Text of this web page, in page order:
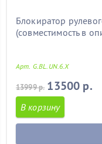
Блокиратор
(совместимость в
Арт. G.BL.UN.6.X
13999 р. 13500 р.
В корзину